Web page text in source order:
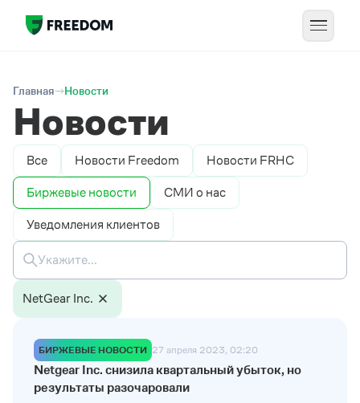
Главная Новости
Новости
Все Новости Freedom Новости FRHC
Биржевые новости СМИ о нас
Уведомления клиентов
NetGear Inc.
БИРЖЕВЫЕ НОВОСТИ 27 апреля 2023, 02:20
Netgear Inc. снизила квартальный убыток, но
результаты разочаровали